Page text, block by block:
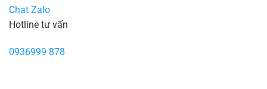
Chat Zalo
Hotline tư vấn
0936999 878